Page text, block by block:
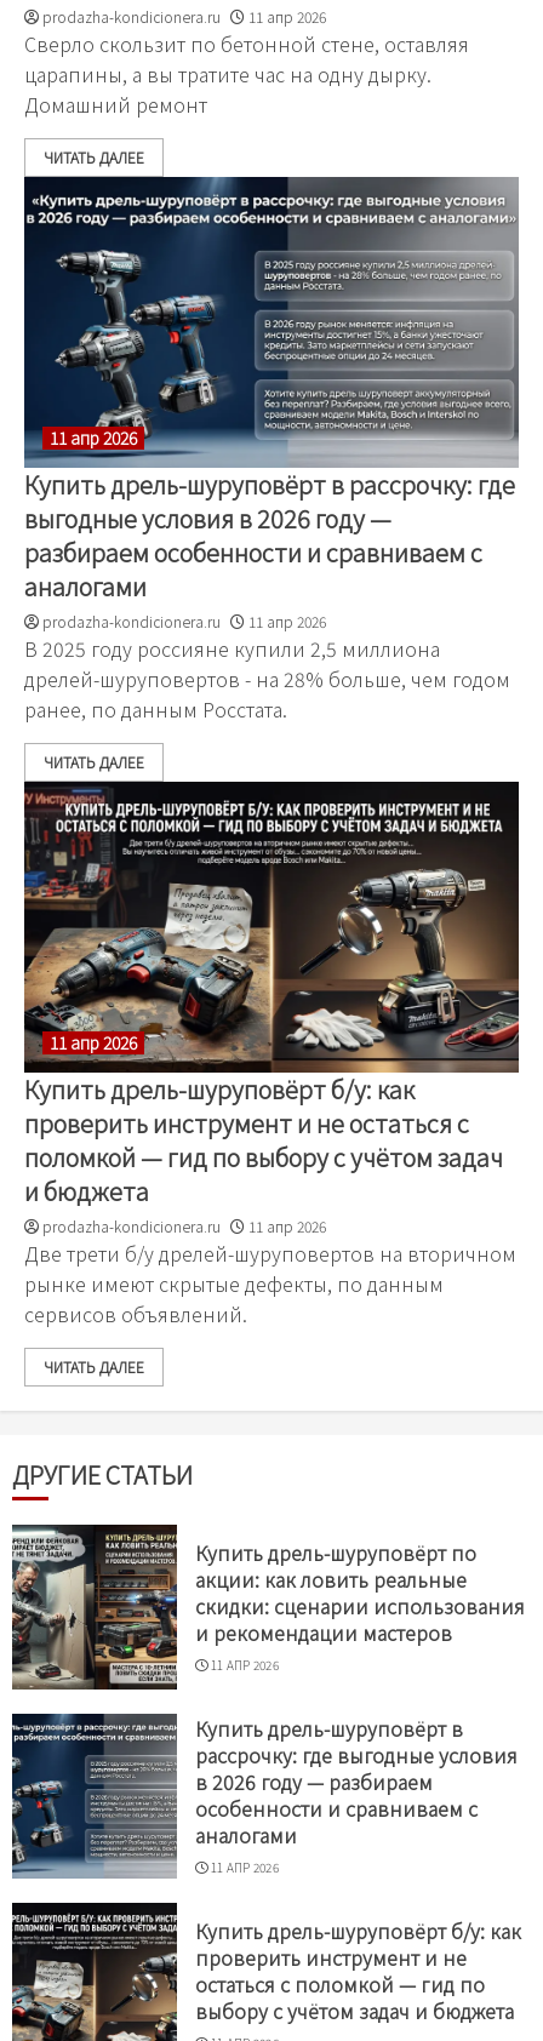
prodazha-kondicionera.ru 11 апр 2026
Сверло скользит по бетонной стене, оставляя
царапины, а вы тратите час на одну дырку.
Домашний ремонт
ЧИТАТЬ ДАЛЕЕ
11 апр 2026
Купить дрель-шуруповёрт в рассрочку: где
выгодные условия в 2026 году —
разбираем особенности и сравниваем с
аналогами
prodazha-kondicionera.ru 11 апр 2026
В 2025 году россияне купили 2,5 миллиона
дрелей-шуруповертов - на 28% больше, чем годом
ранее, по данным Росстата.
ЧИТАТЬ ДАЛЕЕ
11 апр 2026
Купить дрель-шуруповёрт б/у: как
проверить инструмент и не остаться с
поломкой — гид по выбору с учётом задач
и бюджета
prodazha-kondicionera.ru 11 апр 2026
Две трети б/у дрелей-шуруповертов на вторичном
рынке имеют скрытые дефекты, по данным
сервисов объявлений.
ЧИТАТЬ ДАЛЕЕ
ДРУГИЕ СТАТЬИ
Купить дрель-шуруповёрт по
акции: как ловить реальные
скидки: сценарии использования
и рекомендации мастеров
11 АПР 2026
Купить дрель-шуруповёрт в
рассрочку: где выгодные условия
в 2026 году — разбираем
особенности и сравниваем с
аналогами
11 АПР 2026
Купить дрель-шуруповёрт б/у: как
проверить инструмент и не
остаться с поломкой — гид по
выбору с учётом задач и бюджета